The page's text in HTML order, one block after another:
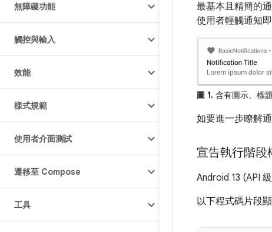
無障礙功能
觸控與輸入
效能
樣式規範
使用者介面測試
遷移至 Compose
工具
最基本且精簡的
使用者輕觸通知
圖 1. 含有圖示、標
如要進一步瞭解
宣告執行階段
Android 13 (API
以下程式碼片段